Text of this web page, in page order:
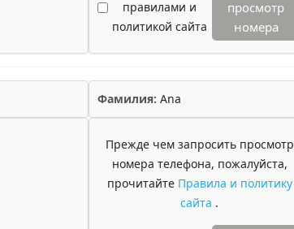
правилами и
политикой сайта
просмотр
номера
Фамилия: Ana
Прежде чем запросить просмотр
номера телефона, пожалуйста,
прочитайте Правила и политику
сайта .